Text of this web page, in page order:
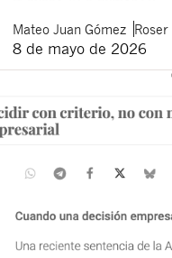
Mateo Juan Gómez Roser
8 de mayo de 2026